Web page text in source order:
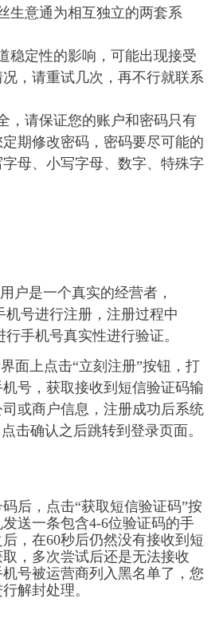
生意通为相互独立的两套系
稳定性的影响，可能出现接受
，请重试几次，再不行就联系
，请保证您的账户和密码只有
期修改密码，密码要尽可能的
母、小写字母、数字、特殊字
户是一个真实的经营者，
机号进行注册，注册过程中
手机号真实性进行验证。
面上点击“立刻注册”按钮，打
号，获取接收到短信验证码输
或商户信息，注册成功后系统
击确认之后跳转到登录页面。
后，点击“获取短信验证码”按
送一条包含4-6位验证码的手
，在60秒后仍然没有接收到短
，多次尝试后还是无法接收
号被运营商列入黑名单了，您
解封处理。